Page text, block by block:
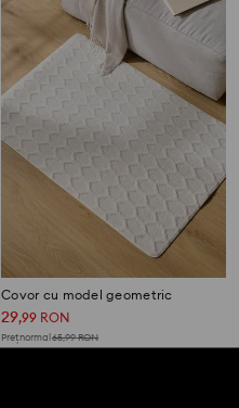
Covor cu model geometric
29,99 RON
Preț normal 65,99RON
Cel mai mic preț din ultimele 30 de zile45,99RON